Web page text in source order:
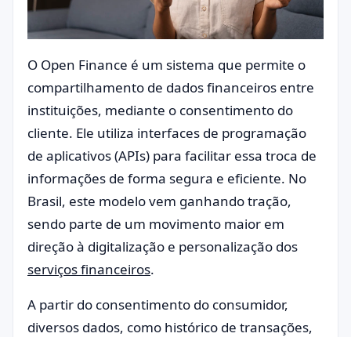
O Open Finance é um sistema que permite o
compartilhamento de dados financeiros entre
instituições, mediante o consentimento do
cliente. Ele utiliza interfaces de programação
de aplicativos (APIs) para facilitar essa troca de
informações de forma segura e eficiente. No
Brasil, este modelo vem ganhando tração,
sendo parte de um movimento maior em
direção à digitalização e personalização dos
serviços financeiros.
A partir do consentimento do consumidor,
diversos dados, como histórico de transações,